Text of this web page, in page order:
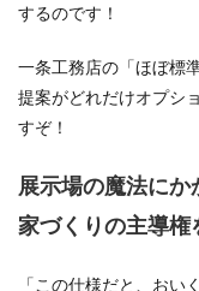
するのです！
一条工務店の「ほぼ標
提案がどれだけオプシ
すぞ！
展示場の魔法にか
家づくりの主導権
「この仕様だと、お